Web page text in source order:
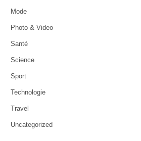
Mode
Photo & Video
Santé
Science
Sport
Technologie
Travel
Uncategorized